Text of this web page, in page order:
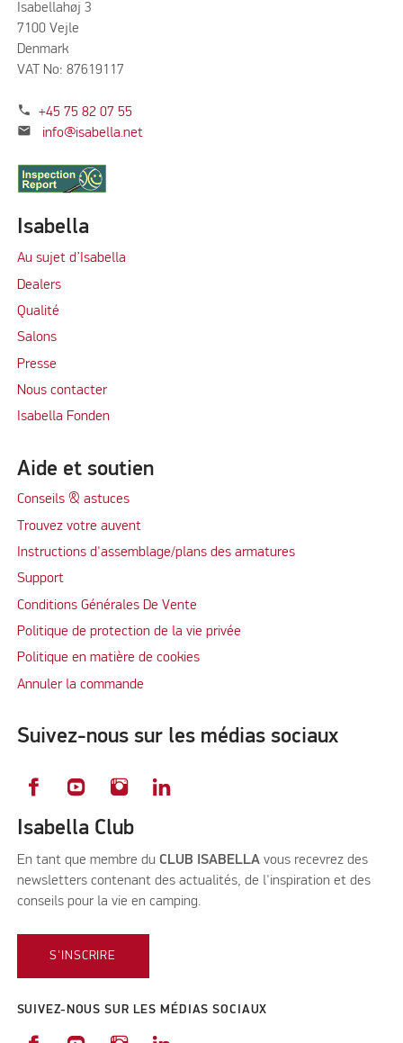
Isabellahøj 3
7100 Vejle
Denmark
VAT No: 87619117
phone +45 75 82 07 55
mail info@isabella.net
Isabella
Au sujet d’Isabella
Dealers
Qualité
Salons
Presse
Nous contacter
Isabella Fonden
Aide et soutien
Conseils & astuces
Trouvez votre auvent
Instructions d'assemblage/plans des armatures
Support
Conditions Générales De Vente
Politique de protection de la vie privée
Politique en matière de cookies
Annuler la commande
Suivez-nous sur les médias sociaux
Isabella Club
En tant que membre du CLUB ISABELLA vous recevrez des
newsletters contenant des actualités, de l'inspiration et des
conseils pour la vie en camping.
S'INSCRIRE
SUIVEZ-NOUS SUR LES MÉDIAS SOCIAUX